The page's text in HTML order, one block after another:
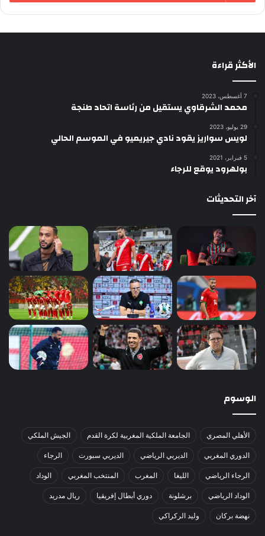
الأكثر قراءة
7 أغسطس، 2023
محمد الشرقاوي يستقيل من رئاسة اتحاد طنجة
29 يوليو، 2023
لويس سواريز يقود نادي جيريميو في الموسم الحالي
5 فبراير، 2021
بولهرود يوقع للرجاء
آخر التحديثات
الوسوم
الأهلي المصري الجامعة الملكية المغربية لكرة القدم الجيش الملكي
الدوري المغربي الديربي الرياضي الديربي سبورت الرجاء
الرجاء الرياضي الليغا المغرب المنتخب المغربي الوداد
الوداد الرياضي برشلونة دوري أبطال إفريقيا ريال مدريد
نهضة بركان وليد الركراكي